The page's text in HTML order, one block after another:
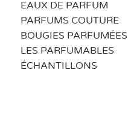
EAUX DE PARFUM
PARFUMS COUTURE
BOUGIES PARFUMÉES
LES PARFUMABLES
ÉCHANTILLONS